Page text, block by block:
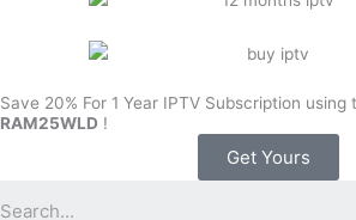
Save 20% For 1 Year IPTV Subscription using
RAM25WLD !
Get Yours